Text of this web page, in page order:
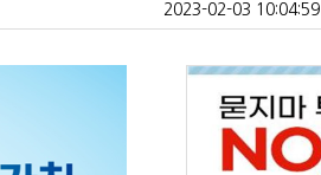
2023-02-03 10:04:59